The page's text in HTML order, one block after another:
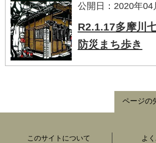
公開日：2020年04
R2.1.17多摩川
防災まち歩き
ページの
このサイトについて よ